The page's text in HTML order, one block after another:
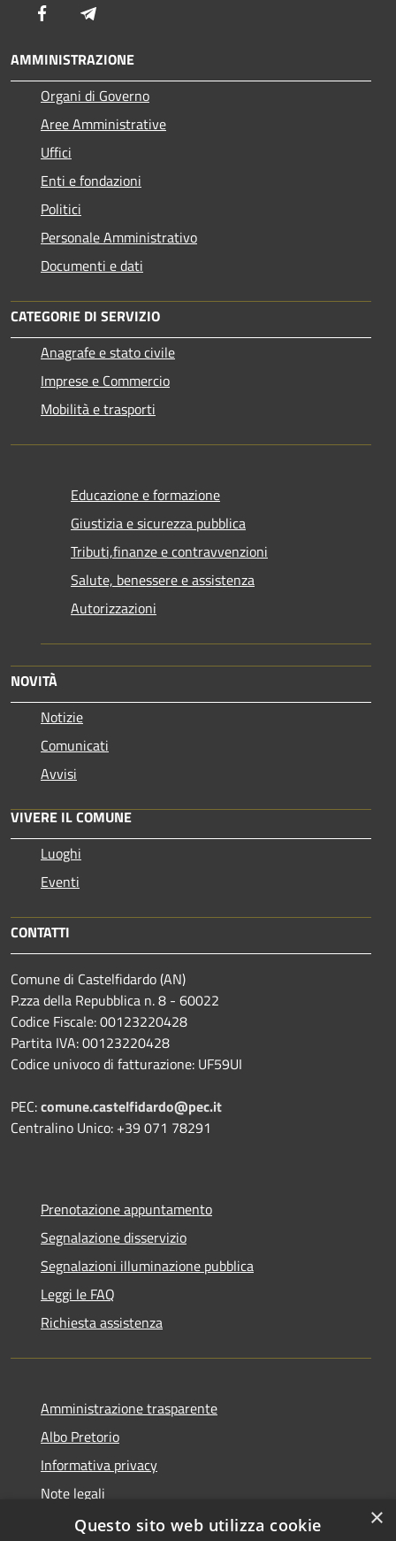
Facebook
AMMINISTRAZIONE
Organi di Governo
Aree Amministrative
Uffici
Enti e fondazioni
Politici
Personale Amministrativo
Documenti e dati
CATEGORIE DI SERVIZIO
Anagrafe e stato civile
Imprese e Commercio
Mobilità e trasporti
Educazione e formazione
Giustizia e sicurezza pubblica
Tributi,finanze e contravvenzioni
Salute, benessere e assistenza
Autorizzazioni
NOVITÀ
Notizie
Comunicati
Avvisi
VIVERE IL COMUNE
Luoghi
Eventi
CONTATTI
Comune di Castelfidardo (AN)
P.zza della Repubblica n. 8 - 60022
Codice Fiscale: 00123220428
Partita IVA: 00123220428
Codice univoco di fatturazione: UF59UI
PEC:comune.castelfidardo@pec.it
Centralino Unico: +39 071 78291
Prenotazione appuntamento
Segnalazione disservizio
Segnalazioni illuminazione pubblica
Leggi le FAQ
Richiesta assistenza
Amministrazione trasparente
Albo Pretorio
Informativa privacy
Note legali
Dichiarazione di accessibilità
×
Questo sito web utilizza cookie